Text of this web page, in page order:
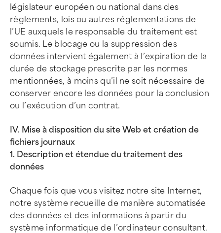
législateur européen ou national dans des
règlements, lois ou autres réglementations de
l’UE auxquels le responsable du traitement est
soumis. Le blocage ou la suppression des
données intervient également à l’expiration de la
durée de stockage prescrite par les normes
mentionnées, à moins qu’il ne soit nécessaire de
conserver encore les données pour la conclusion
ou l’exécution d’un contrat.
IV. Mise à disposition du site Web et création de
fichiers journaux
1. Description et étendue du traitement des
données
Chaque fois que vous visitez notre site Internet,
notre système recueille de manière automatisée
des données et des informations à partir du
système informatique de l’ordinateur consultant.